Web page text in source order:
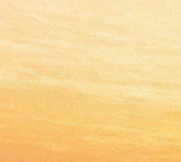
Кукольный театр
Алексея вернулся
Село
Версия для печати